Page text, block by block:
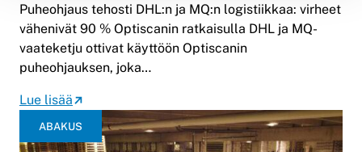
Puheohjaus tehosti DHL:n ja MQ:n logistiikkaa: virheet
vähenivät 90 % Optiscanin ratkaisulla DHL ja MQ-
vaateketju ottivat käyttöön Optiscanin
puheohjauksen, joka…
Lue lisää
ABAKUS